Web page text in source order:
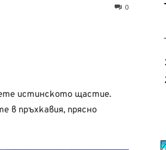
0
истинското щастие.
в пръхкавия, прясно